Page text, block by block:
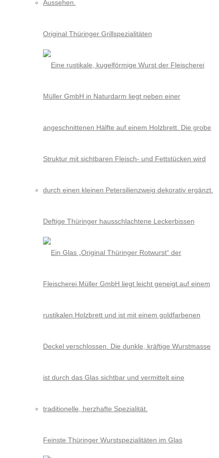
Original Thüringer Grillspezialitäten
Deftige Thüringer hausschlachtene Leckerbissen
Feinste Thüringer Wurstspezialitäten im Glas